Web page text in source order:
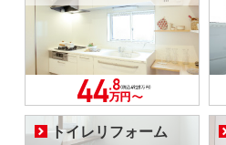
トイレリフォーム